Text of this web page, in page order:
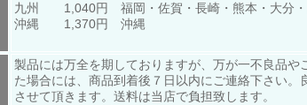
九州 1,040円 福岡・佐賀・長崎・熊本・大分・
沖縄 1,370円 沖縄
製品には万全を期しておりますが、万が一不良品や
た場合には、商品到着後７日以内にご連絡下さい。
させて頂きます。送料は当店で負担致します。